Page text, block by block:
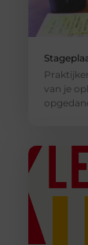
van je